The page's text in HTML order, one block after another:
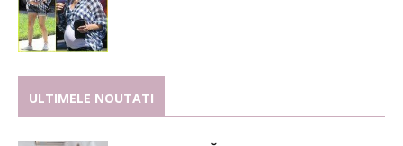
ULTIMELE NOUTATI